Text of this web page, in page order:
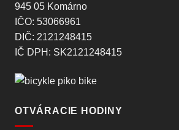
945 05 Komárno
IČO: 53066961
DIČ: 2121248415
IČ DPH: SK2121248415
OTVÁRACIE HODINY